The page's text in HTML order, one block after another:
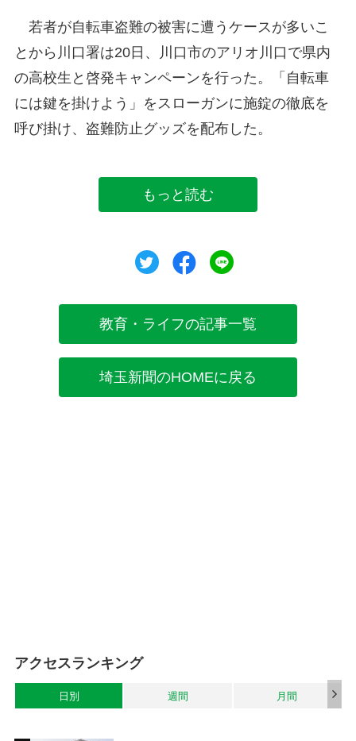
若者が自転車盗難の被害に遭うケースが多いこ
とから川口署は20日、川口市のアリオ川口で県内
の高校生と啓発キャンペーンを行った。「自転車
には鍵を掛けよう」をスローガンに施錠の徹底を
呼び掛け、盗難防止グッズを配布した。
もっと読む
ツイートシェア
教育・ライフの記事一覧
埼玉新聞のHOMEに戻る
アクセスランキング
日別 週間 月間